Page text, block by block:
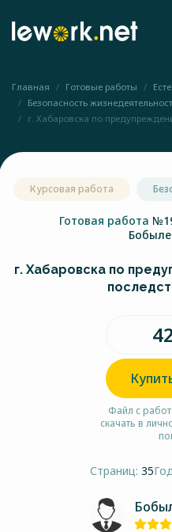
Главная Готовые работы
Безопасность
г. Хабаровска по
Курсовая работа
Готовая работа
г. Хабаровска по
Файл с
скачать в
Страниц: 35